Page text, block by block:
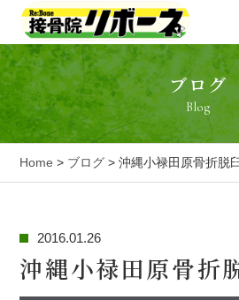
ブログ
Blog
Home > ブログ > 沖縄小禄田原骨折脱
2016.01.26
沖縄小禄田原骨折